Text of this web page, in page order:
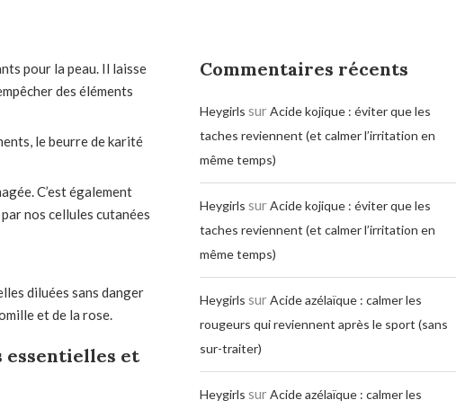
pour la peau. Il laisse
des éléments
le beurre de karité
C’est également
nos cellules cutanées
diluées sans danger
et de la rose.
essentielles et
Commentaires récents
Heygirls surAcide kojique : éviter que les
taches reviennent (et calmer l’irritation en
même temps)
Heygirls surAcide kojique : éviter que les
taches reviennent (et calmer l’irritation en
même temps)
Heygirls surAcide azélaïque : calmer les
rougeurs qui reviennent après le sport (sans
sur-traiter)
Heygirls surAcide azélaïque : calmer les